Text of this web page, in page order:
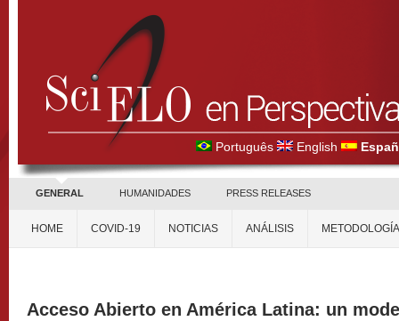
Português English
GENERAL HUMANIDADES PRESS RELEASES
HOME COVID-19 NOTICIAS ANÁLISIS METODOLOGÍA
Acceso Abierto en América Latina: un